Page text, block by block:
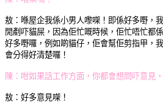
敖：喺屋企我係小男人嚟㗎！ 即係好多嘢，
閒剷吓貓屎， 因為佢忙嘅時候， 佢忙唔忙都
好多嘢囉， 例如啲貓仔， 佢會幫佢剪指甲，
會分得好清楚囉！
陳：咁如果話工作方面， 你都會想問吓意見，
敖： 好多意見㗎！